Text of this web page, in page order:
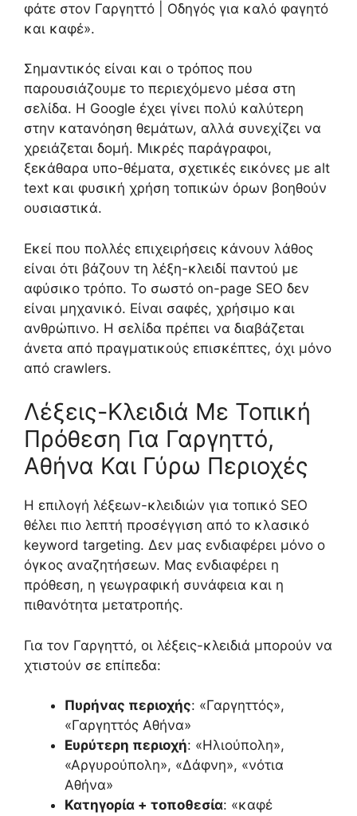
φάτε στον Γαργηττό | Οδηγός για καλό φαγητό
και καφέ».
Σημαντικός είναι και ο τρόπος που
παρουσιάζουμε το περιεχόμενο μέσα στη
σελίδα. Η Google έχει γίνει πολύ καλύτερη
στην κατανόηση θεμάτων, αλλά συνεχίζει να
χρειάζεται δομή. Μικρές παράγραφοι,
ξεκάθαρα υπο-θέματα, σχετικές εικόνες με alt
text και φυσική χρήση τοπικών όρων βοηθούν
ουσιαστικά.
Εκεί που πολλές επιχειρήσεις κάνουν λάθος
είναι ότι βάζουν τη λέξη-κλειδί παντού με
αφύσικο τρόπο. Το σωστό on-page SEO δεν
είναι μηχανικό. Είναι σαφές, χρήσιμο και
ανθρώπινο. Η σελίδα πρέπει να διαβάζεται
άνετα από πραγματικούς επισκέπτες, όχι μόνο
από crawlers.
Λέξεις-Κλειδιά Με Τοπική
Πρόθεση Για Γαργηττό,
Αθήνα Και Γύρω Περιοχές
Η επιλογή λέξεων-κλειδιών για τοπικό SEO
θέλει πιο λεπτή προσέγγιση από το κλασικό
keyword targeting. Δεν μας ενδιαφέρει μόνο ο
όγκος αναζητήσεων. Μας ενδιαφέρει η
πρόθεση, η γεωγραφική συνάφεια και η
πιθανότητα μετατροπής.
Για τον Γαργηττό, οι λέξεις-κλειδιά μπορούν να
χτιστούν σε επίπεδα:
Πυρήνας περιοχής: «Γαργηττός»,
«Γαργηττός Αθήνα»
Ευρύτερη περιοχή: «Ηλιούπολη»,
«Αργυρούπολη», «Δάφνη», «νότια
Αθήνα»
Κατηγορία + τοποθεσία: «καφέ